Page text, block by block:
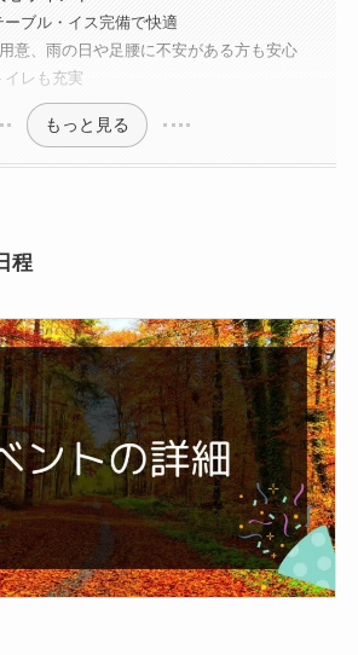
ーブル・イス完備で快適
意、雨の日や足腰に不安がある方も安心
イレも充実
もっと見る
程